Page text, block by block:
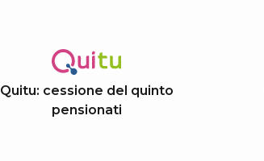
Quitu: cessione del quinto
pensionati